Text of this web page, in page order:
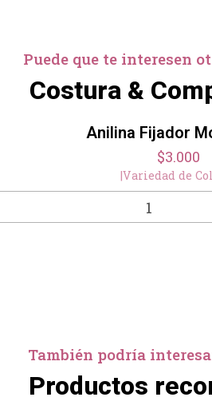
Puede que te interesen
Costura &
Anilina Fijador
$3.000
|Variedad de
También podría
Productos